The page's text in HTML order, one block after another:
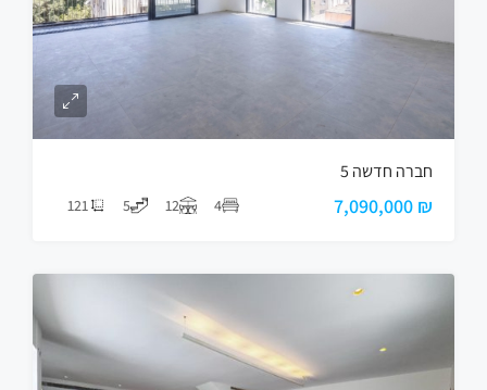
חברה חדשה 5
₪ 7,090,000
4
12
5
121